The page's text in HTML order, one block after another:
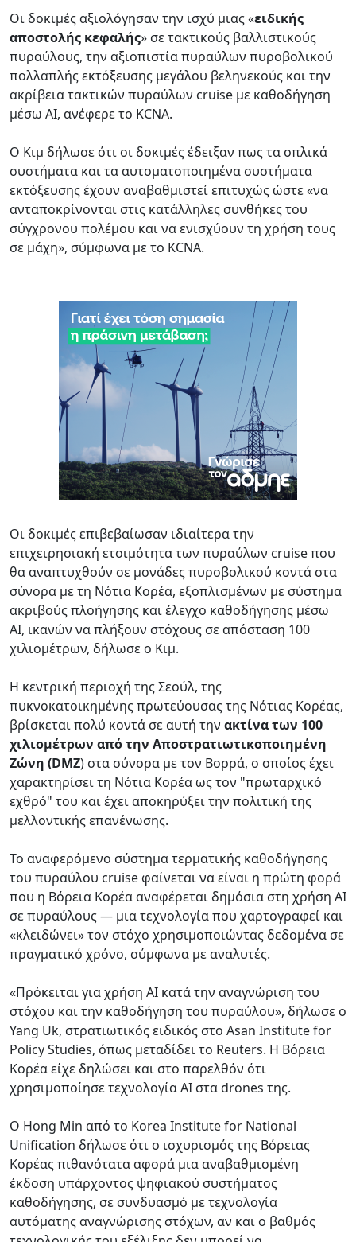
Οι δοκιμές αξιολόγησαν την ισχύ μιας «ειδικής
αποστολής κεφαλής» σε τακτικούς βαλλιστικούς
πυραύλους, την αξιοπιστία πυραύλων πυροβολικού
πολλαπλής εκτόξευσης μεγάλου βεληνεκούς και την
ακρίβεια τακτικών πυραύλων cruise με καθοδήγηση
μέσω AI, ανέφερε το KCNA.
Ο Κιμ δήλωσε ότι οι δοκιμές έδειξαν πως τα οπλικά
συστήματα και τα αυτοματοποιημένα συστήματα
εκτόξευσης έχουν αναβαθμιστεί επιτυχώς ώστε «να
ανταποκρίνονται στις κατάλληλες συνθήκες του
σύγχρονου πολέμου και να ενισχύουν τη χρήση τους
σε μάχη», σύμφωνα με το KCNA.
Οι δοκιμές επιβεβαίωσαν ιδιαίτερα την
επιχειρησιακή ετοιμότητα των πυραύλων cruise που
θα αναπτυχθούν σε μονάδες πυροβολικού κοντά στα
σύνορα με τη Νότια Κορέα, εξοπλισμένων με σύστημα
ακριβούς πλοήγησης και έλεγχο καθοδήγησης μέσω
AI, ικανών να πλήξουν στόχους σε απόσταση 100
χιλιομέτρων, δήλωσε ο Κιμ.
Η κεντρική περιοχή της Σεούλ, της
πυκνοκατοικημένης πρωτεύουσας της Νότιας Κορέας,
βρίσκεται πολύ κοντά σε αυτή την ακτίνα των 100
χιλιομέτρων από την Αποστρατιωτικοποιημένη
Ζώνη (DMZ) στα σύνορα με τον Βορρά, ο οποίος έχει
χαρακτηρίσει τη Νότια Κορέα ως τον "πρωταρχικό
εχθρό" του και έχει αποκηρύξει την πολιτική της
μελλοντικής επανένωσης.
Το αναφερόμενο σύστημα τερματικής καθοδήγησης
του πυραύλου cruise φαίνεται να είναι η πρώτη φορά
που η Βόρεια Κορέα αναφέρεται δημόσια στη χρήση AI
σε πυραύλους — μια τεχνολογία που χαρτογραφεί και
«κλειδώνει» τον στόχο χρησιμοποιώντας δεδομένα σε
πραγματικό χρόνο, σύμφωνα με αναλυτές.
«Πρόκειται για χρήση AI κατά την αναγνώριση του
στόχου και την καθοδήγηση του πυραύλου», δήλωσε ο
Yang Uk, στρατιωτικός ειδικός στο Asan Institute for
Policy Studies, όπως μεταδίδει το Reuters. Η Βόρεια
Κορέα είχε δηλώσει και στο παρελθόν ότι
χρησιμοποίησε τεχνολογία AI στα drones της.
Ο Hong Min από το Korea Institute for National
Unification δήλωσε ότι ο ισχυρισμός της Βόρειας
Κορέας πιθανότατα αφορά μια αναβαθμισμένη
έκδοση υπάρχοντος ψηφιακού συστήματος
καθοδήγησης, σε συνδυασμό με τεχνολογία
αυτόματης αναγνώρισης στόχων, αν και ο βαθμός